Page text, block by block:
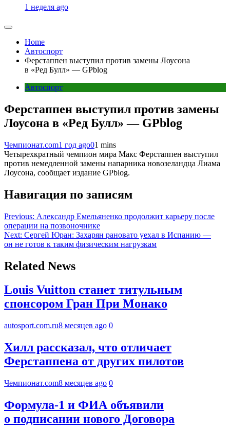
1 неделя ago
Home
Автоспорт
Ферстаппен выступил против замены Лоусона
в «Ред Булл» — GPblog
Автоспорт
Ферстаппен выступил против замены
Лоусона в «Ред Булл» — GPblog
Чемпионат.com1 год ago01 mins
Четырехкратный чемпион мира Макс Ферстаппен выступил
против немедленной замены напарника новозеландца Лиама
Лоусона, сообщает издание GPblog.
Навигация по записям
Previous: Александр Емельяненко продолжит карьеру после
операции на позвоночнике
Next: Сергей Юран: Захарян рановато уехал в Испанию —
он не готов к таким физическим нагрузкам
Related News
Louis Vuitton станет титульным
спонсором Гран При Монако
autosport.com.ru8 месяцев ago 0
Хилл рассказал, что отличает
Ферстаппена от других пилотов
Чемпионат.com8 месяцев ago 0
Формула-1 и ФИА объявили
о подписании нового Договора